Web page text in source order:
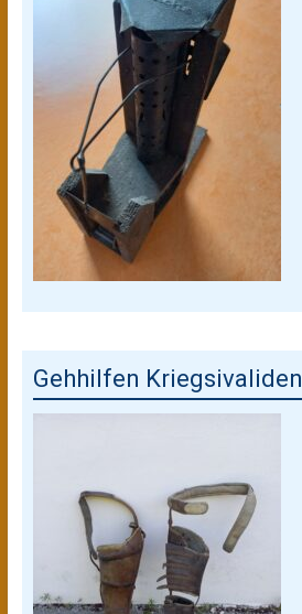
Gehhilfen Kriegsivaliden